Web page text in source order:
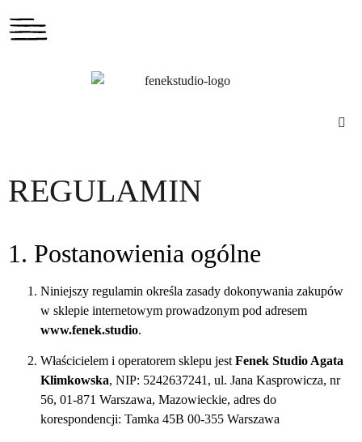
REGULAMIN
1. Postanowienia ogólne
Niniejszy regulamin określa zasady dokonywania zakupów
w sklepie internetowym prowadzonym pod adresem
www.fenek.studio.
Właścicielem i operatorem sklepu jest Fenek Studio Agata
Klimkowska, NIP: 5242637241, ul. Jana Kasprowicza, nr
56, 01-871 Warszawa, Mazowieckie, adres do
korespondencji: Tamka 45B 00-355 Warszawa